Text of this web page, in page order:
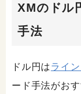
XMのドル
手法
ドル円はライ
ード手法がおす